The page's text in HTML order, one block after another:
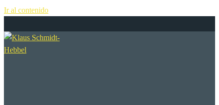
Ir al contenido